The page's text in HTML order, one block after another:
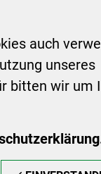
auch
unseres
bitten wir um
Montag:
Uhr
Uhr
vorheriger